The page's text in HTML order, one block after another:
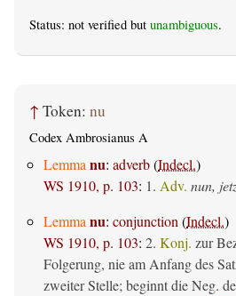
Status: not verified but unambiguous.
↑ Token: nu
Codex Ambrosianus A
Lemma nu: adverb(Indecl.)
WS 1910, p. 103: 1. Adv. nun,
Lemma nu: conjunction (Indecl.)
WS 1910, p. 103: 2. Konj. zur
Folgerung, nie am Anfang des
zweiter Stelle; beginnt die Neg.